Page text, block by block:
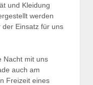
und Kleidung
werden
der Einsatz für uns
Nacht mit uns
auch am
Freizeit eines